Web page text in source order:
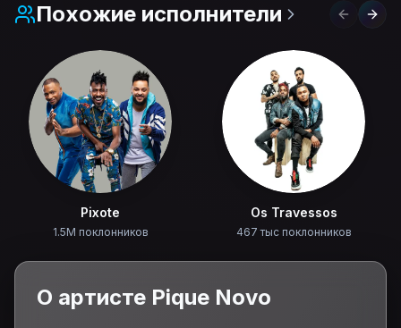
Похожие исполнители Previous
Pixote
1.5M поклонников
Os Travessos
467 тыс поклонников
О артисте Pique Novo